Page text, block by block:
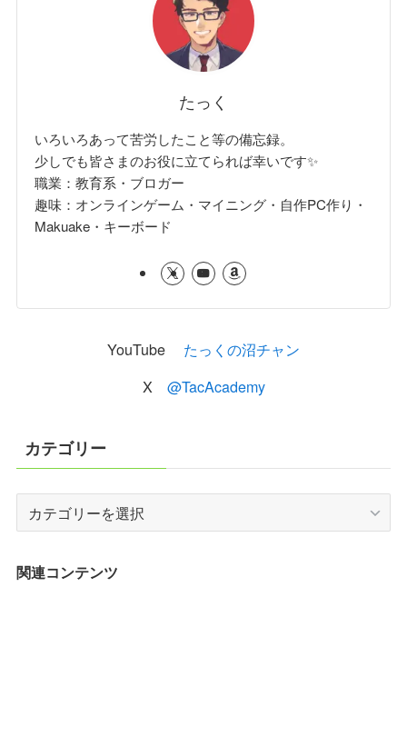
たっく
いろいろあって苦労したこと等の備忘録。
少しでも皆さまのお役に立てられば幸いです✨
職業：教育系・ブロガー
趣味：オンラインゲーム・マイニング・自作PC作り・
Makuake・キーボード
YouTube たっくの沼チャン
X @TacAcademy
カテゴリー
テ
リ
関連コンテンツ